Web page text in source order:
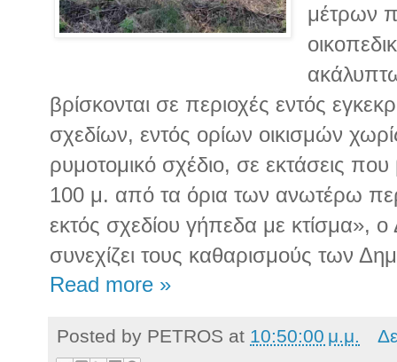
μέτρων
βρίσκονται σε περιοχές εντός
σχεδίων, εντός ορίων οικισμών
ρυμοτομικό σχέδιο, σε εκτάσεις που
100 μ. από τα όρια των ανωτέρω
εκτός σχεδίου γήπεδα με κτίσμα»,
συνεχίζει τους καθαρισμούς των
Read more »
Posted by PETROS at 10:50:00 μ.μ.